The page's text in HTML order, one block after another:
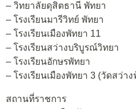
– วิทยาลัยดุสิตธานี พัทยา
– โรงเรียนมารีวิทย์ พัทยา
– โรงเรียนเมืองพัทยา 11
– โรงเรียนสว่างบริบูรณ์วิทยา
– โรงเรียนอักษรพัทยา
– โรงเรียนเมืองพัทยา 3 (วัดสว่า
สถานที่ราชการ